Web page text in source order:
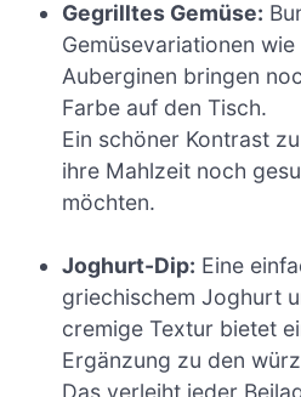
Gegrilltes Gemüse:
Gemüsevariationen
Auberginen bringen
Farbe auf den Tisch.
Ein schöner Kontrast
ihre Mahlzeit noch
möchten.
Joghurt-Dip: Eine
griechischem Joghurt
cremige Textur bietet
Ergänzung zu den
Das verleiht jeder